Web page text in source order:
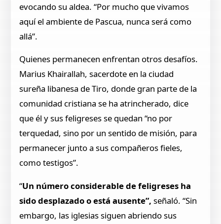
evocando su aldea. “Por mucho que vivamos
aquí el ambiente de Pascua, nunca será como
allá”.
Quienes permanecen enfrentan otros desafíos.
Marius Khairallah, sacerdote en la ciudad
sureña libanesa de Tiro, donde gran parte de la
comunidad cristiana se ha atrincherado, dice
que él y sus feligreses se quedan “no por
terquedad, sino por un sentido de misión, para
permanecer junto a sus compañeros fieles,
como testigos”.
“Un número considerable de feligreses ha
sido desplazado o está ausente”, señaló. “Sin
embargo, las iglesias siguen abriendo sus